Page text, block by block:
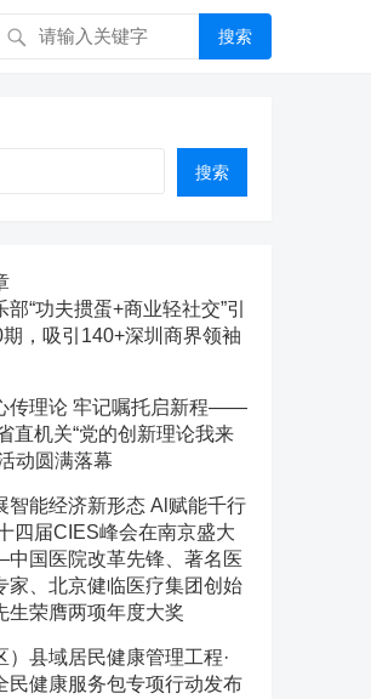
搜索
搜索
部“功夫掼蛋+商业轻社交”引
，吸引140+深圳商界领袖
传理论 牢记嘱托启新程——
直机关“党的创新理论我来
动圆满落幕
智能经济新形态 Al赋能千行
四届CIES峰会在南京盛大
国医院改革先锋、著名医
家、北京健临医疗集团创始
生荣膺两项年度大奖
）县域居民健康管理工程·
民健康服务包专项行动发布